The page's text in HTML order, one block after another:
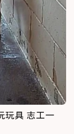
玩具 志工一